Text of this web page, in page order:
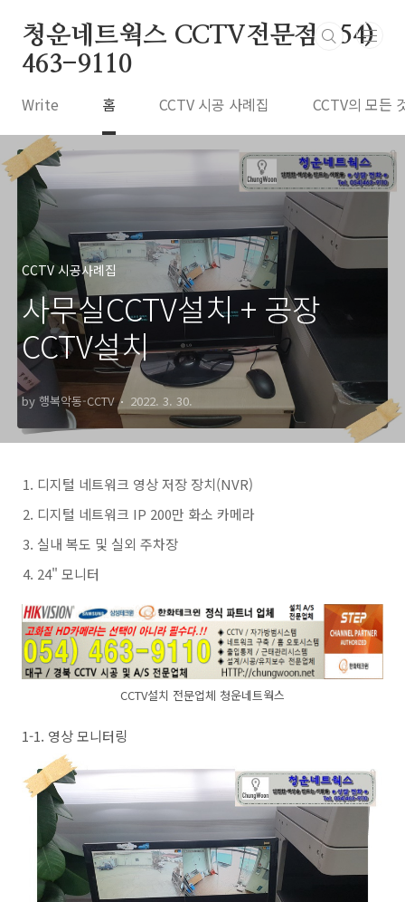
청운네트웍스 CCTV전문점 054)
463-9110
Write 홈 CCTV 시공 사례집 CCTV의 모든
CCTV 시공사례집
사무실CCTV설치 + 공장
CCTV설치
by 행복악동-CCTV 2022. 3. 30.
디지털 네트워크 영상 저장 장치(NVR)
디지털 네트워크 IP 200만 화소 카메라
실내 복도 및 실외 주차장
24" 모니터
CCTV설치 전문업체 청운네트웍스
1-1. 영상 모니터링